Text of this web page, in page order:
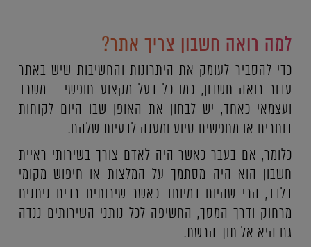
למה רואה חשבון צריך אתר?
כדי להסביר לעומק את היתרונות והחשיבות שיש באתר
עבור רואה חשבון, כמו כל בעל מקצוע חופשי – משרד
ועצמאי כאחד, יש לבחון את האופן שבו היום לקוחות
בוחרים או מחפשים סיוע ומענה לבעיות שלהם.
כלומר, אם בעבר כאשר היה לאדם צורך בשירותי ראיית
חשבון הוא היה מסתמך על המלצות או חיפוש מקומי
בלבד, הרי שהיום במיוחד כאשר שירותים רבים ניתנים
מרחוק ודרך המסך, החשיפה לכל נותני השירותים ננדה
גם היא אל תוך הרשת.